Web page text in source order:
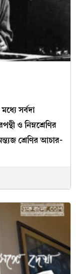
সর্বদা
ও নিম্নশ্রেণির
শ্রেণির আচার-